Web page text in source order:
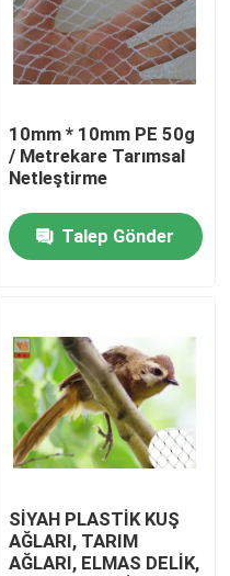
10mm * 10mm PE 50g
/ Metrekare Tarımsal
Netleştirme
Talep Gönder
SİYAH PLASTİK KUŞ
AĞLARI, TARIM
AĞLARI, ELMAS DELİK,